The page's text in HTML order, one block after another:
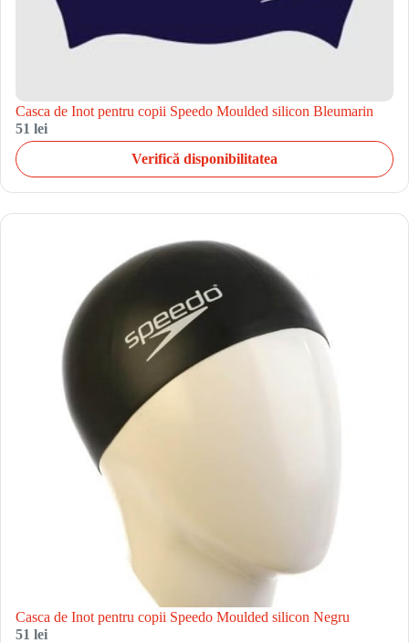
Casca de Inot pentru copii Speedo Moulded silicon Bleumarin
51 lei
Verifică disponibilitatea
Casca de Inot pentru copii Speedo Moulded silicon Negru
51 lei